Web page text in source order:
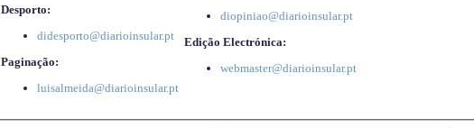
Desporto:
didesporto@diarioinsular.pt
Paginação:
luisalmeida@diarioinsular.pt
diopiniao@diarioinsular.pt
Edição Electrónica:
webmaster@diarioinsular.pt